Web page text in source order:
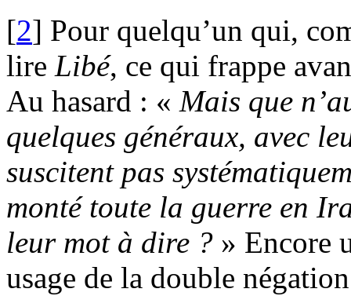
[2] Pour quelqu’un qui,
lire Libé, ce qui frappe
Au hasard : « Mais que
quelques généraux, avec
suscitent pas
monté toute la guerre en
leur mot à dire ? » Encore
usage de la double